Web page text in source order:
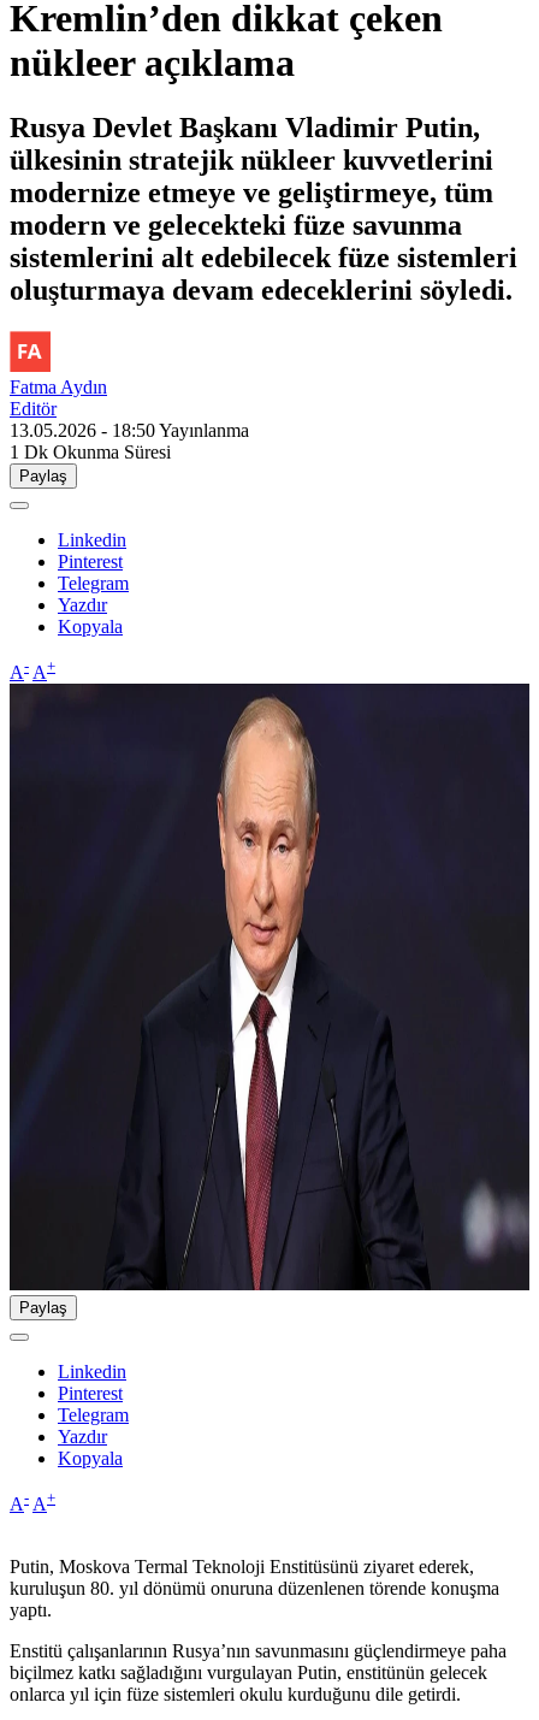
Kremlin’den dikkat çeken
nükleer açıklama
Rusya Devlet Başkanı Vladimir Putin,
ülkesinin stratejik nükleer kuvvetlerini
modernize etmeye ve geliştirmeye, tüm
modern ve gelecekteki füze savunma
sistemlerini alt edebilecek füze sistemleri
oluşturmaya devam edeceklerini söyledi.
Fatma Aydın
Editör
13.05.2026 - 18:50Yayınlanma
1 Dk Okunma Süresi
Paylaş
Linkedin
Pinterest
Telegram
Yazdır
Kopyala
A- A+
Paylaş
Linkedin
Pinterest
Telegram
Yazdır
Kopyala
A- A+
Putin, Moskova Termal Teknoloji Enstitüsünü ziyaret ederek,
kuruluşun 80. yıl dönümü onuruna düzenlenen törende konuşma
yaptı.
Enstitü çalışanlarının Rusya’nın savunmasını güçlendirmeye paha
biçilmez katkı sağladığını vurgulayan Putin, enstitünün gelecek
onlarca yıl için füze sistemleri okulu kurduğunu dile getirdi.